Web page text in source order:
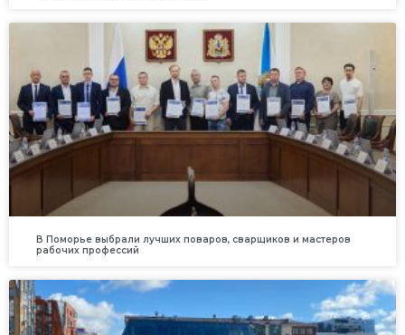
В Поморье выбрали лучших поваров, сварщиков и мастеров
рабочих профессий